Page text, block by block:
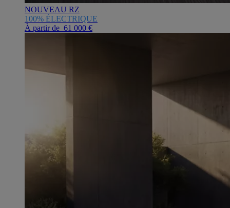
NOUVEAU RZ
100% ÉLECTRIQUE
À partir de 61 000 €